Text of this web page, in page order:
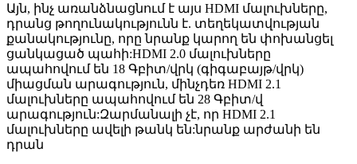
Այն, ինչ առանձնացնում է այս HDMI մալուխները,
դրանց թողունակությունն է. տեղեկատվության
քանակությունը, որը նրանք կարող են փոխանցել
ցանկացած պահի:HDMI 2.0 մալուխները
ապահովում են 18 Գբիտ/վրկ (գիգաբայթ/վրկ)
միացման արագություն, մինչդեռ HDMI 2.1
մալուխները ապահովում են 28 Գբիտ/վ
արագություն:Զարմանալի չէ, որ HDMI 2.1
մալուխները ավելի թանկ են:նրանք արժանի են
դրան